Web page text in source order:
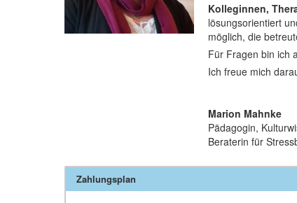
Kolleginnen,
lösungsorientiert
möglich, die
Für Fragen bin ich
Ich freue mich
Marion Mahnke
Pädagogin,
Beraterin für
Zahlungsplan